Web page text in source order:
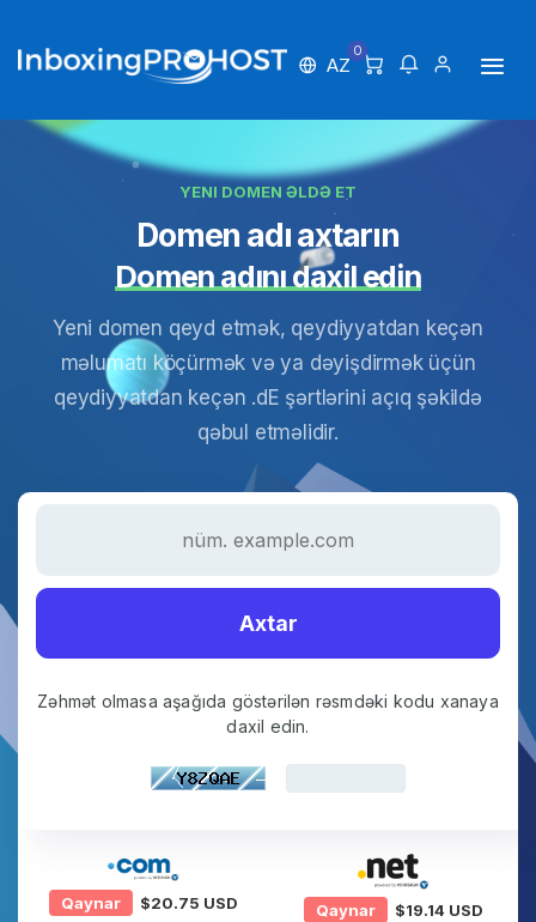
AZ
0
YENI DOMEN ƏLDƏ ET
Domen adı axtarın
Domen adını daxil edin
Yeni domen qeyd etmək, qeydiyyatdan keçən
məlumatı köçürmək və ya dəyişdirmək üçün
qeydiyyatdan keçən .dE şərtlərini açıq şəkildə
qəbul etməlidir.
Axtar
Zəhmət olmasa aşağıda göstərilən rəsmdəki kodu xanaya
daxil edin.
Qaynar $20.75 USD Qaynar $19.14 USD